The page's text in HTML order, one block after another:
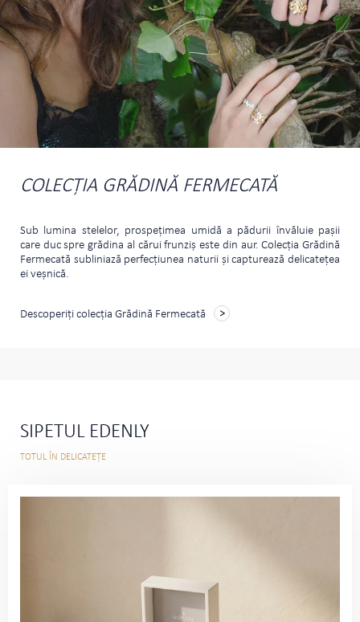
COLECȚIA GRĂDINĂ FERMECATĂ
Sub lumina stelelor, prospeţimea umidă a pădurii învăluie paşii
care duc spre grădina al cărui frunziş este din aur. Colecţia Grădină
Fermecată subliniază perfecţiunea naturii şi capturează delicateţea
ei veşnică.
Descoperiți colecția Grădină Fermecată
SIPETUL EDENLY
TOTUL ÎN DELICATEȚE